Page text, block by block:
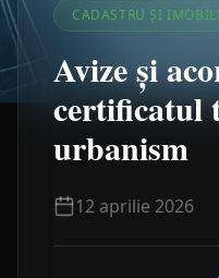
CADASTRU ȘI
Avize și
certificatul
urbanism
12 aprilie 2026